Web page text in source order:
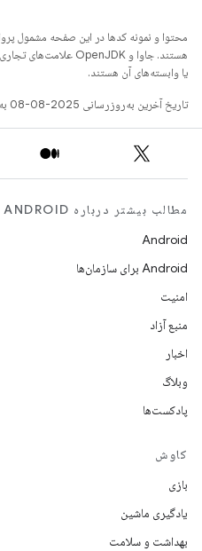
محتوا و نمونه کدها در این صفحه مشمول
یا وابسته‌های آن هستند.
تاریخ آخرین به‌روزرسانی 2025-08-08 به‌وقت ساعت هماهنگ جهانی.
مطالب بیشتر درباره ANDROID
Android
Android برای سازمان‌ها
امنیت
منبع آزاد
اخبار
وبلاگ
پادکست‌ها
کاوش
بازی
یادگیری ماشین
بهداشت و سلامت